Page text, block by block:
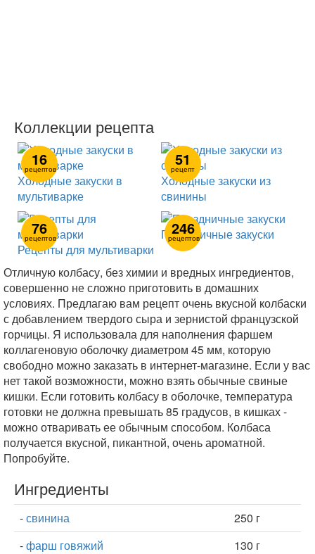
Коллекции рецепта
16
рецептов
Холодные закуски в
мультиварке
51
рецепт
Холодные закуски из
свинины
76
рецептов
Рецепты для мультиварки
246
рецептов
Праздничные закуски
Отличную колбасу, без химии и вредных ингредиентов,
совершенно не сложно приготовить в домашних
условиях. Предлагаю вам рецепт очень вкусной колбаски
с добавлением твердого сыра и зернистой французской
горчицы. Я использовала для наполнения фаршем
коллагеновую оболочку диаметром 45 мм, которую
свободно можно заказать в интернет-магазине. Если у вас
нет такой возможности, можно взять обычные свиные
кишки. Если готовить колбасу в оболочке, температура
готовки не должна превышать 85 градусов, в кишках -
можно отваривать ее обычным способом. Колбаса
получается вкусной, пикантной, очень ароматной.
Попробуйте.
Ингредиенты
-свинина
250 г
-фарш говяжий
130 г